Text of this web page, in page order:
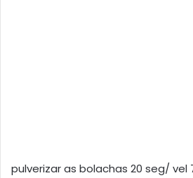
pulverizar as bolachas 20 seg/ vel